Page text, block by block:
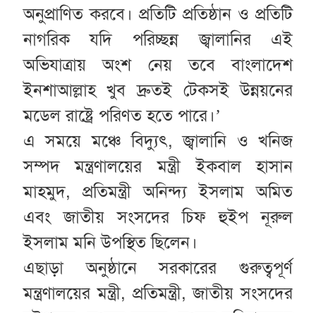
অনুপ্রাণিত করবে। প্রতিটি প্রতিষ্ঠান ও প্রতিটি
নাগরিক যদি পরিচ্ছন্ন জ্বালানির এই
অভিযাত্রায় অংশ নেয় তবে বাংলাদেশ
ইনশাআল্লাহ খুব দ্রুতই টেকসই উন্নয়নের
মডেল রাষ্ট্রে পরিণত হতে পারে।’
এ সময়ে মঞ্চে বিদ্যুৎ, জ্বালানি ও খনিজ
সম্পদ মন্ত্রণালয়ের মন্ত্রী ইকবাল হাসান
মাহমুদ, প্রতিমন্ত্রী অনিন্দ্য ইসলাম অমিত
এবং জাতীয় সংসদের চিফ হুইপ নূরুল
ইসলাম মনি উপস্থিত ছিলেন।
এছাড়া অনুষ্ঠানে সরকারের গুরুত্বপূর্ণ
মন্ত্রণালয়ের মন্ত্রী, প্রতিমন্ত্রী, জাতীয় সংসদের